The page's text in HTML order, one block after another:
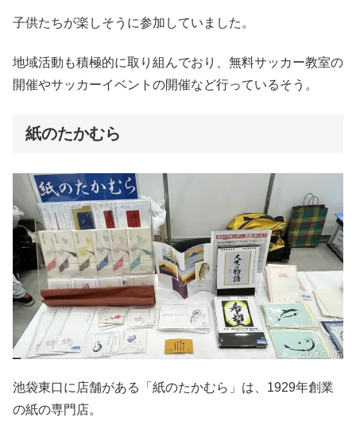
子供たちが楽しそうに参加していました。
地域活動も積極的に取り組んでおり、無料サッカー教室の
開催やサッカーイベントの開催など行っているそう。
紙のたかむら
池袋東口に店舗がある「紙のたかむら」は、1929年創業
の紙の専門店。